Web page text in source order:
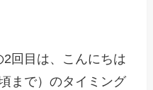
回目は、こんにちは
まで）のタイミング